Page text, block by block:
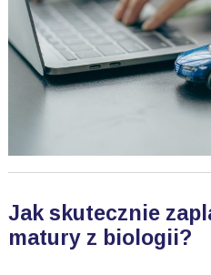
Jak skutecznie
matury z biologii?